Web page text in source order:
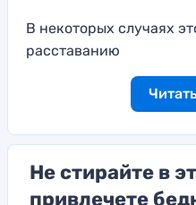
В некоторых случаях
расставанию
Не стирайте в
привлечете